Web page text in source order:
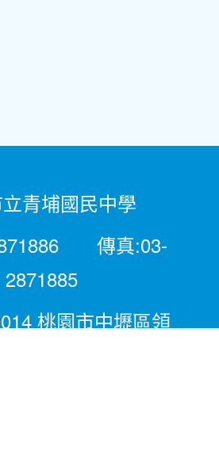
青埔國民中學
傳真:03-
2871885
桃園市中壢區領